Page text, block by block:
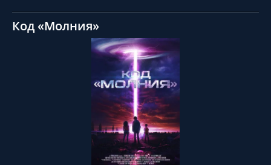
Код «Молния»
СМОТРЕТЬ ОНЛАЙН